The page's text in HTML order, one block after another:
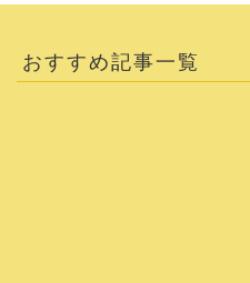
おすすめ記事一覧